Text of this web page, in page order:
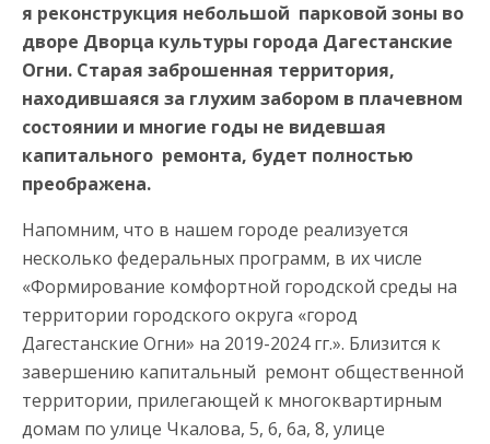
я реконструкция небольшой парковой зоны во
дворе Дворца культуры города Дагестанские
Огни. Старая заброшенная территория,
находившаяся за глухим забором в плачевном
состоянии и многие годы не видевшая
капитального ремонта, будет полностью
преображена.
Напомним, что в нашем городе реализуется
несколько федеральных программ, в их числе
«Формирование комфортной городской среды на
территории городского округа «город
Дагестанские Огни» на 2019-2024 гг.». Близится к
завершению капитальный ремонт общественной
территории, прилегающей к многоквартирным
домам по улице Чкалова, 5, 6, 6а, 8, улице